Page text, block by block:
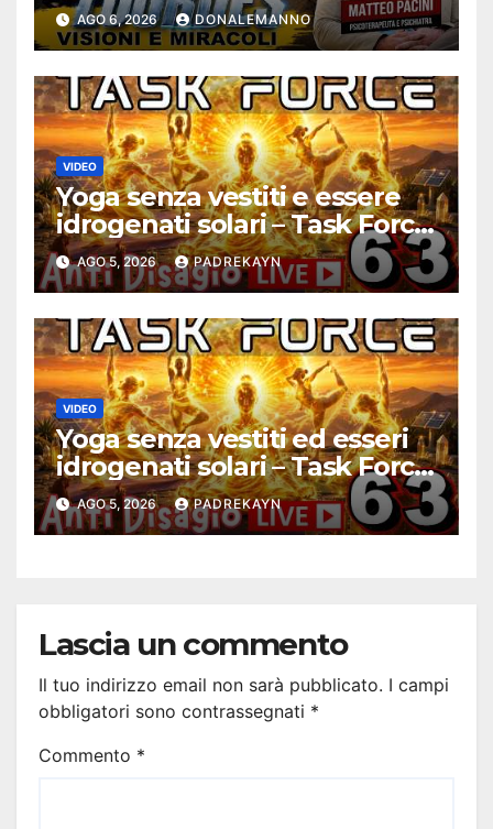
Debunking |
#ConfessionalePodcast 294
AGO 6, 2026 DONALEMANNO
VIDEO
Yoga senza vestiti e essere
idrogenati solari – Task Force
Antidisagio ep. 63
AGO 5, 2026 PADREKAYN
VIDEO
Yoga senza vestiti ed esseri
idrogenati solari – Task Force
Antidisagio 63
AGO 5, 2026 PADREKAYN
Lascia un commento
Il tuo indirizzo email non sarà pubblicato. I campi
obbligatori sono contrassegnati *
Commento *